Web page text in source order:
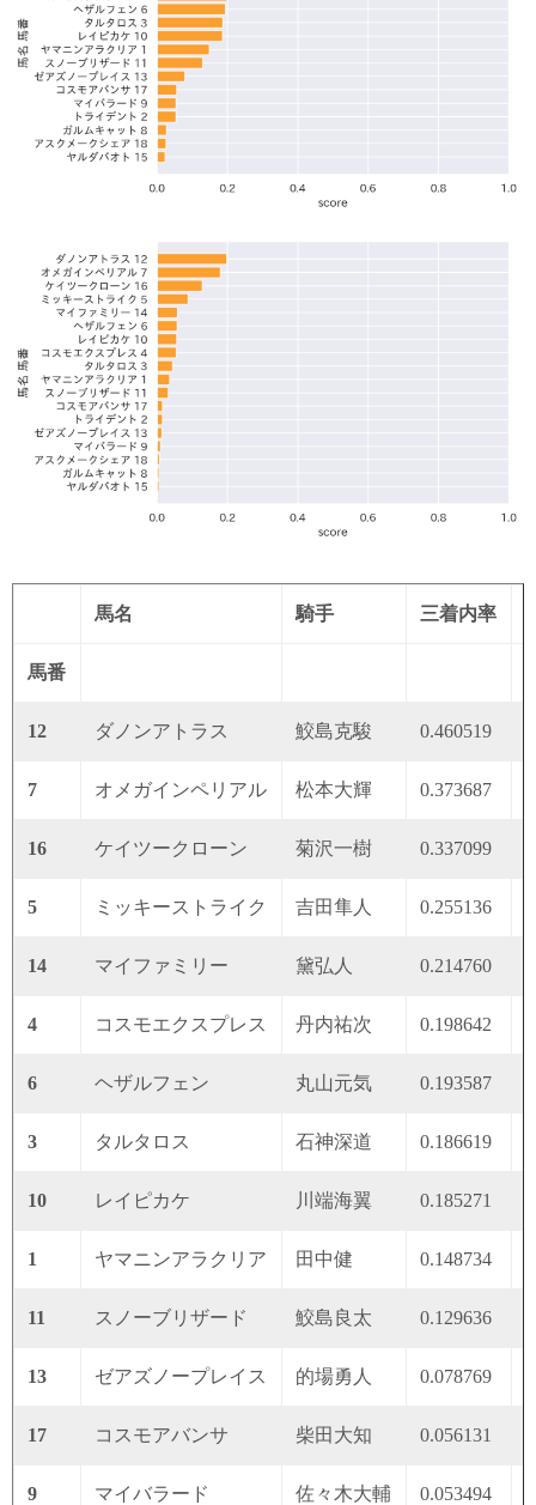
馬名 騎手 三着内率
馬番
12 ダノンアトラス 鮫島克駿 0.460519
7 オメガインペリアル 松本大輝 0.373687
16 ケイツークローン 菊沢一樹 0.337099
5 ミッキーストライク 吉田隼人 0.255136
14 マイファミリー 黛弘人 0.214760
4 コスモエクスプレス 丹内祐次 0.198642
6 ヘザルフェン 丸山元気 0.193587
3 タルタロス 石神深道 0.186619
10 レイピカケ 川端海翼 0.185271
1 ヤマニンアラクリア 田中健 0.148734
11 スノーブリザード 鮫島良太 0.129636
13 ゼアズノープレイス 的場勇人 0.078769
17 コスモアバンサ 柴田大知 0.056131
9 マイバラード 佐々木大輔 0.053494